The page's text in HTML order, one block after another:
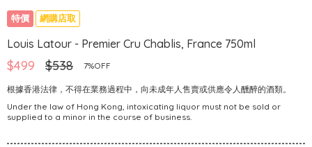
特價 網購店取
Louis Latour - Premier Cru Chablis, France 750ml
$499 $538 7%OFF
根據香港法律，不得在業務過程中，向未成年人售賣或供應令人醺醉的酒類。
Under the law of Hong Kong, intoxicating liquor must not be sold or
supplied to a minor in the course of business.